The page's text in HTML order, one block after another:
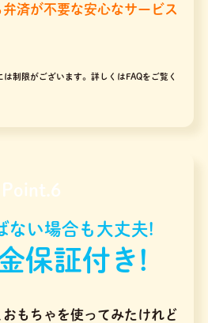
済が不要な安心なサービス
制限がございます。 詳しくはFAQをご覧く
Point.6
ない場合も大丈夫!
保証付き!
もちゃを使ってみたけれど